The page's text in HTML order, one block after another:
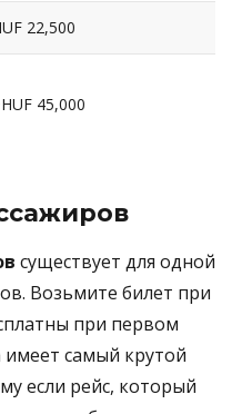
22,500
45,000
существует для одной
Возьмите билет при
при первом
самый крутой
если рейс, который